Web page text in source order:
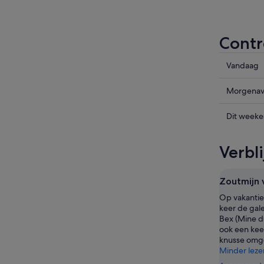
Prijzen
Bex
-
aug,
bekijken
Vandaag
Prijzen
Bex
8
-
aug,
bekijken
Prijzen
voor
aug
-
9
aug,
bekijken
Dit
Zoutmijn
Op
keer de
Bex (Mine
ook een
knusse
Minder